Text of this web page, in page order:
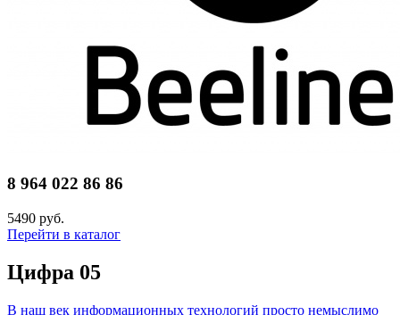
8 964 022 86 86
5490 руб.
Перейти в каталог
Цифра 05
В наш век информационных технологий просто немыслимо